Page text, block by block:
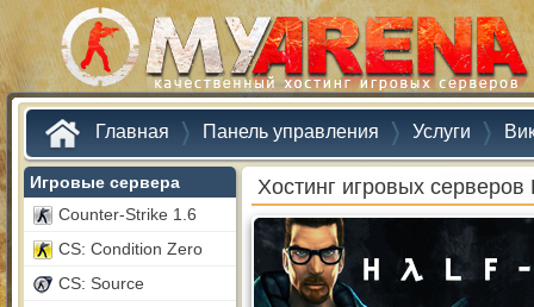
Главная Панель управления Услуги
Игровые сервера
Counter-Strike 1.6
CS: Condition Zero
CS: Source
Хостинг игровых